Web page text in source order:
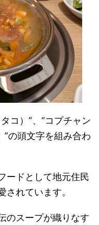
コ）”、“コプチャン
”の頭文字を組み合わ
ードとして地元住民
れています。
のスープが織りなす